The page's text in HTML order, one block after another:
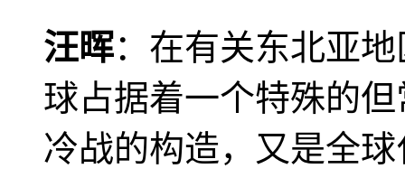
汪晖：在有关东北亚
球占据着一个特殊的
冷战的构造，又是全